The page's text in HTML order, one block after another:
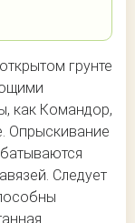
грунте
как Командор,
Опрыскивание
Следует